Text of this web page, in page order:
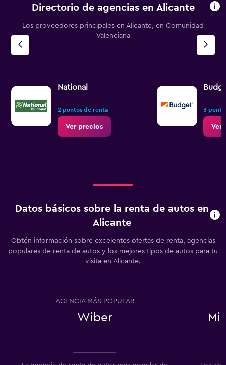
Directorio de agencias en Alicante
Los proveedores principales en Alicante, en Comunidad
Valenciana
National
2 puntos de renta
Ver precios
3
Ver
Datos básicos sobre la renta de autos en
Alicante
Obtén información sobre excelentes ofertas de renta, agencias
populares de renta de autos y los mejores tipos de autos para tu
visita en Alicante.
AGENCIA MÁS POPULAR
Wiber